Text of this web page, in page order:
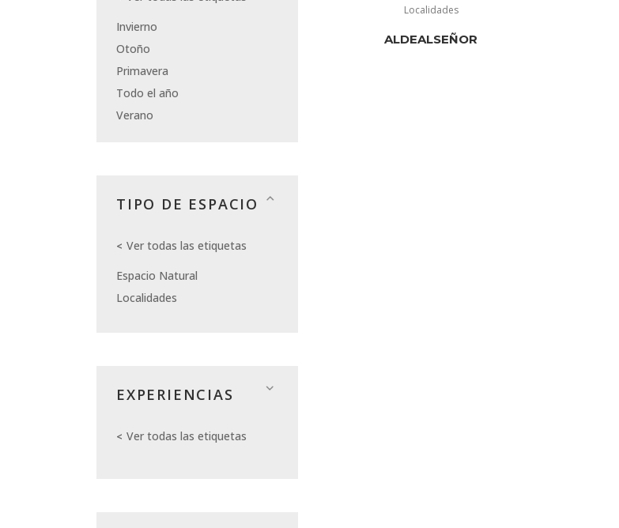
Invierno
Otoño
Primavera
Todo el año
Verano
TIPO DE ESPACIO
Ver todas las etiquetas
Espacio Natural
Localidades
EXPERIENCIAS
Ver todas las etiquetas
Localidades
ALDEALSEÑOR